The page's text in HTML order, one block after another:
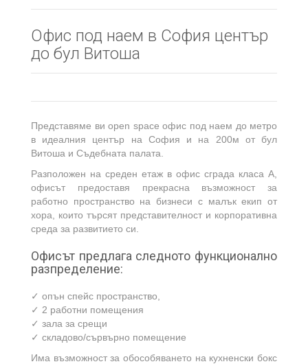
Офис под наем в София център
до бул Витоша
Представяме ви open space офис под наем до метро
в идеалния център на София и на 200м от бул
Витоша и Съдебната палата.
Разположен на среден етаж в офис сграда класа А,
офисът предоставя прекрасна възможност за
работно пространство на бизнеси с малък екип от
хора, които търсят представителност и корпоративна
среда за развитието си.
Офисът предлага следното функционално
разпределение:
✓ опън спейс пространство,
✓ 2 работни помещения
✓ зала за срещи
✓ складово/сървърно помещение
Има възможност за обособяването на кухненски бокс